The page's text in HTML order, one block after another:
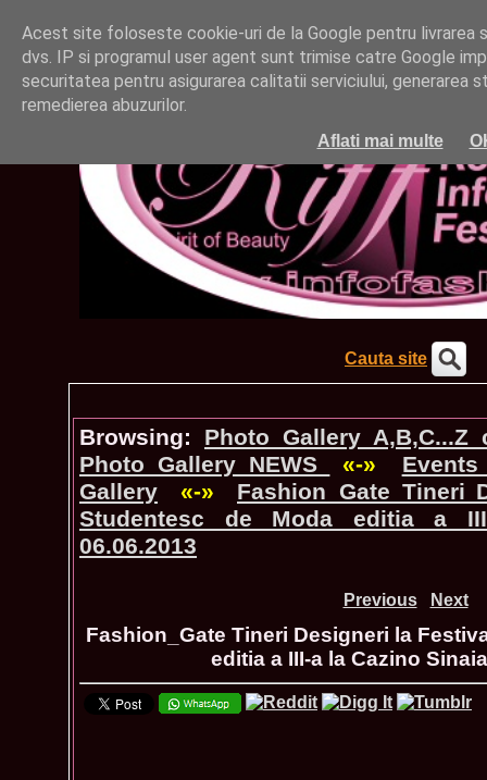
Acest site foloseste cookie-uri de la Google pentru livrarea
dvs. IP si programul user agent sunt trimise catre Google
securitatea pentru asigurarea calitatii serviciului, generarea
remedierea abuzurilor.
Aflati mai multe
Cauta site
Browsing:
Photo_Gallery
Photo_Gallery NEWS
«-»
Gallery
«-»
Fashion_Gate Tineri
Studentesc de Moda editia a
06.06.2013
Previous Next
Fashion_Gate Tineri Designeri la
editia a III-a la Cazino